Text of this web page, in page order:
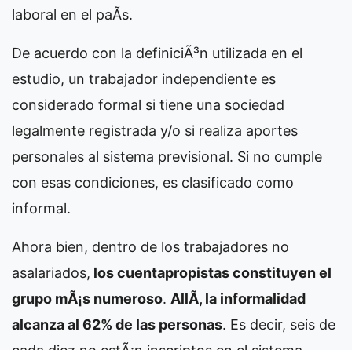
laboral en el paÃ­s.
De acuerdo con la definiciÃ³n utilizada en el
estudio, un trabajador independiente es
considerado formal si tiene una sociedad
legalmente registrada y/o si realiza aportes
personales al sistema previsional. Si no cumple
con esas condiciones, es clasificado como
informal.
Ahora bien, dentro de los trabajadores no
asalariados, los cuentapropistas constituyen el
grupo mÃ¡s numeroso. AllÃ­, la informalidad
alcanza al 62% de las personas. Es decir, seis de